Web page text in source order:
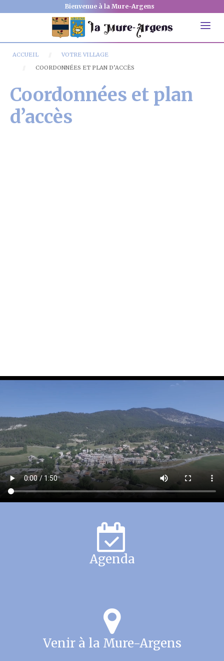
Bienvenue à la Mure-Argens
ACCUEIL
VOTRE VILLAGE
COORDONNÉES ET PLAN D’ACCÈS
Coordonnées et plan
d’accès
Agenda
Venir à la Mure-Argens